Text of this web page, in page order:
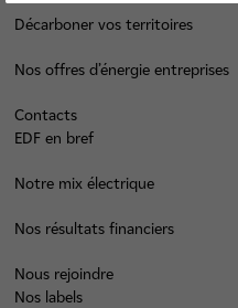
Décarboner vos territoires
Nos offres d’énergie entreprises
Contacts
EDF en bref
Notre mix électrique
Nos résultats financiers
Nous rejoindre
Nos labels